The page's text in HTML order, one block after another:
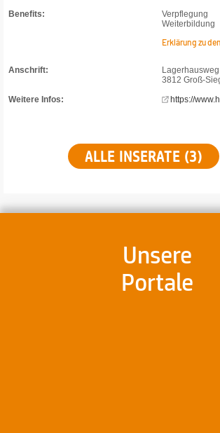
Benefits:
Verpflegung
Weiterbildung
Erklärung zu
Anschrift:
3812 Groß-
Weitere Infos:
https://
ALLE INSERATE (3)
Unsere
Portale